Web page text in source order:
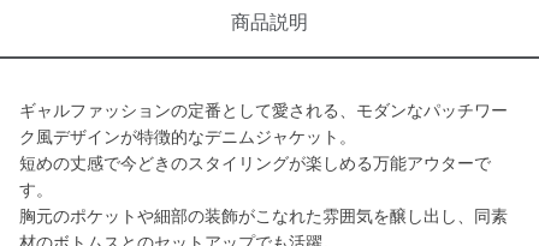
商品説明
ギャルファッションの定番として愛される、モダンなパッチワー
ク風デザインが特徴的なデニムジャケット。
短めの丈感で今どきのスタイリングが楽しめる万能アウターで
す。
胸元のポケットや細部の装飾がこなれた雰囲気を醸し出し、同素